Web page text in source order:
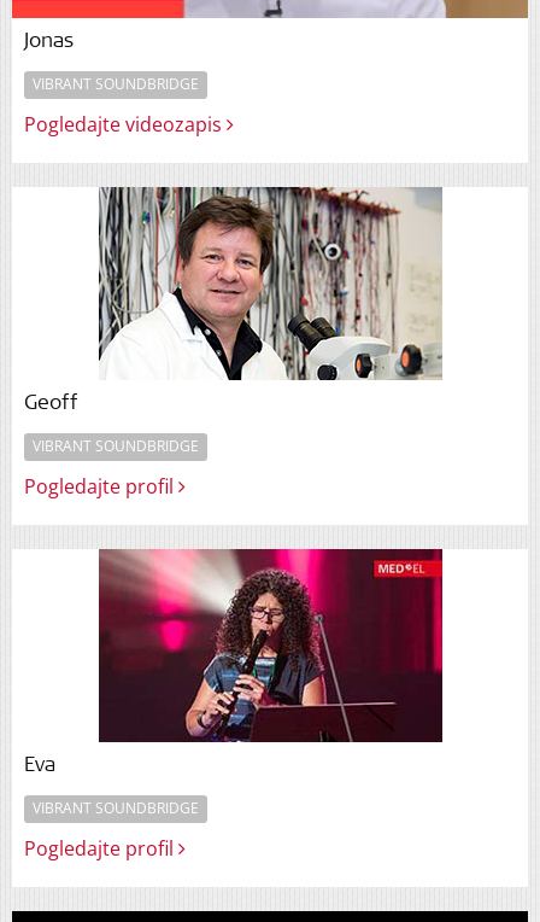
Jonas
VIBRANT SOUNDBRIDGE
Pogledajte videozapis
Geoff
VIBRANT SOUNDBRIDGE
Pogledajte profil
Eva
VIBRANT SOUNDBRIDGE
Pogledajte profil